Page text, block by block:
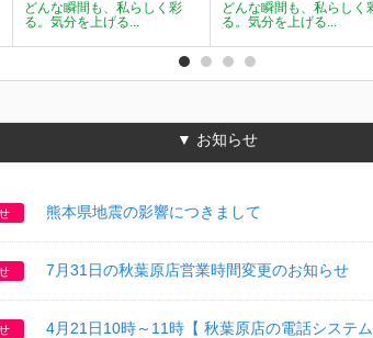
どんな瞬間も、私らしく彩
る。気分を上げる...
どんな瞬間も、私らしく
る。気分を上げる...
▼ お知らせ
熊本県地震の影響につきまして
7月31日の秋葉原店営業時間変更のお知らせ
4月21日10時～11時【 秋葉原店の電話システ